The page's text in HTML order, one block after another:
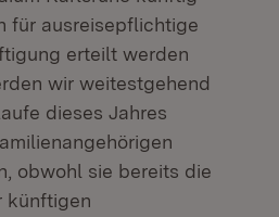
für ausreisepflichtige
erteilt werden
wir weitestgehend
dieses Jahres
obwohl sie bereits die
künftigen